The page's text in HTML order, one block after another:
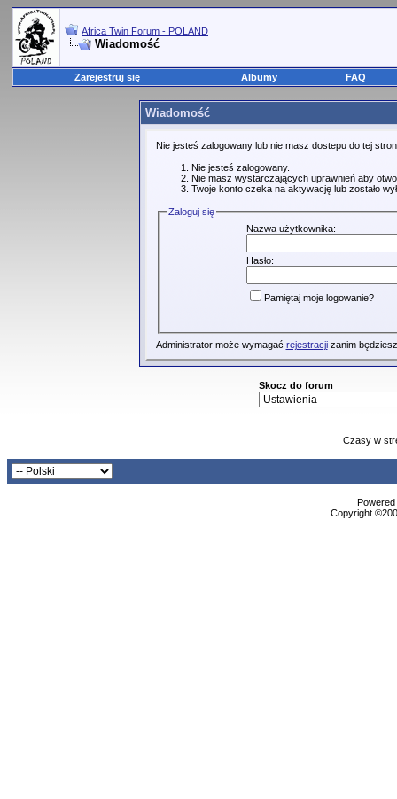
Africa Twin Forum - POLAND
Wiadomość
Zarejestruj się Albumy FAQ
Wiadomość
Nie jesteś zalogowany lub nie masz dostepu do tej
Nie jesteś zalogowany.
Nie masz wystarczających uprawnień aby
Twoje konto czeka na aktywację lub zostało
Zaloguj się
Nazwa użytkownika:
Hasło:
Pamiętaj moje logowanie?
Administrator może wymagać rejestracjizanim
Skocz do forum
Czasy w
Copyright